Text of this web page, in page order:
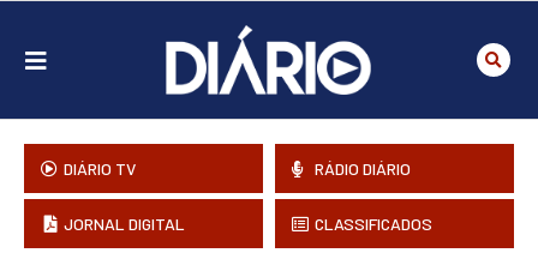
DIÁRIO TV RÁDIO DIÁRIO
JORNAL DIGITAL CLASSIFICADOS